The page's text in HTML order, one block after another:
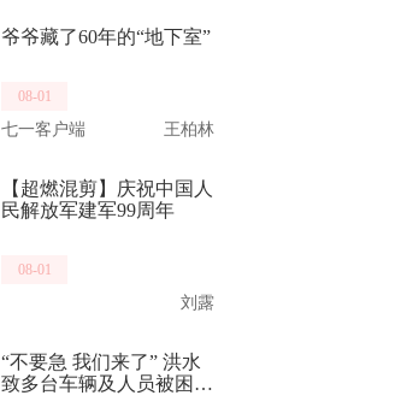
爷爷藏了60年的“地下室”
08-01
七一客户端 王柏林
【超燃混剪】庆祝中国人
民解放军建军99周年
08-01
刘露
“不要急 我们来了” 洪水
致多台车辆及人员被困